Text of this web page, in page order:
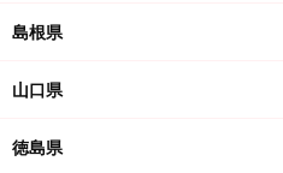
島根県
山口県
徳島県